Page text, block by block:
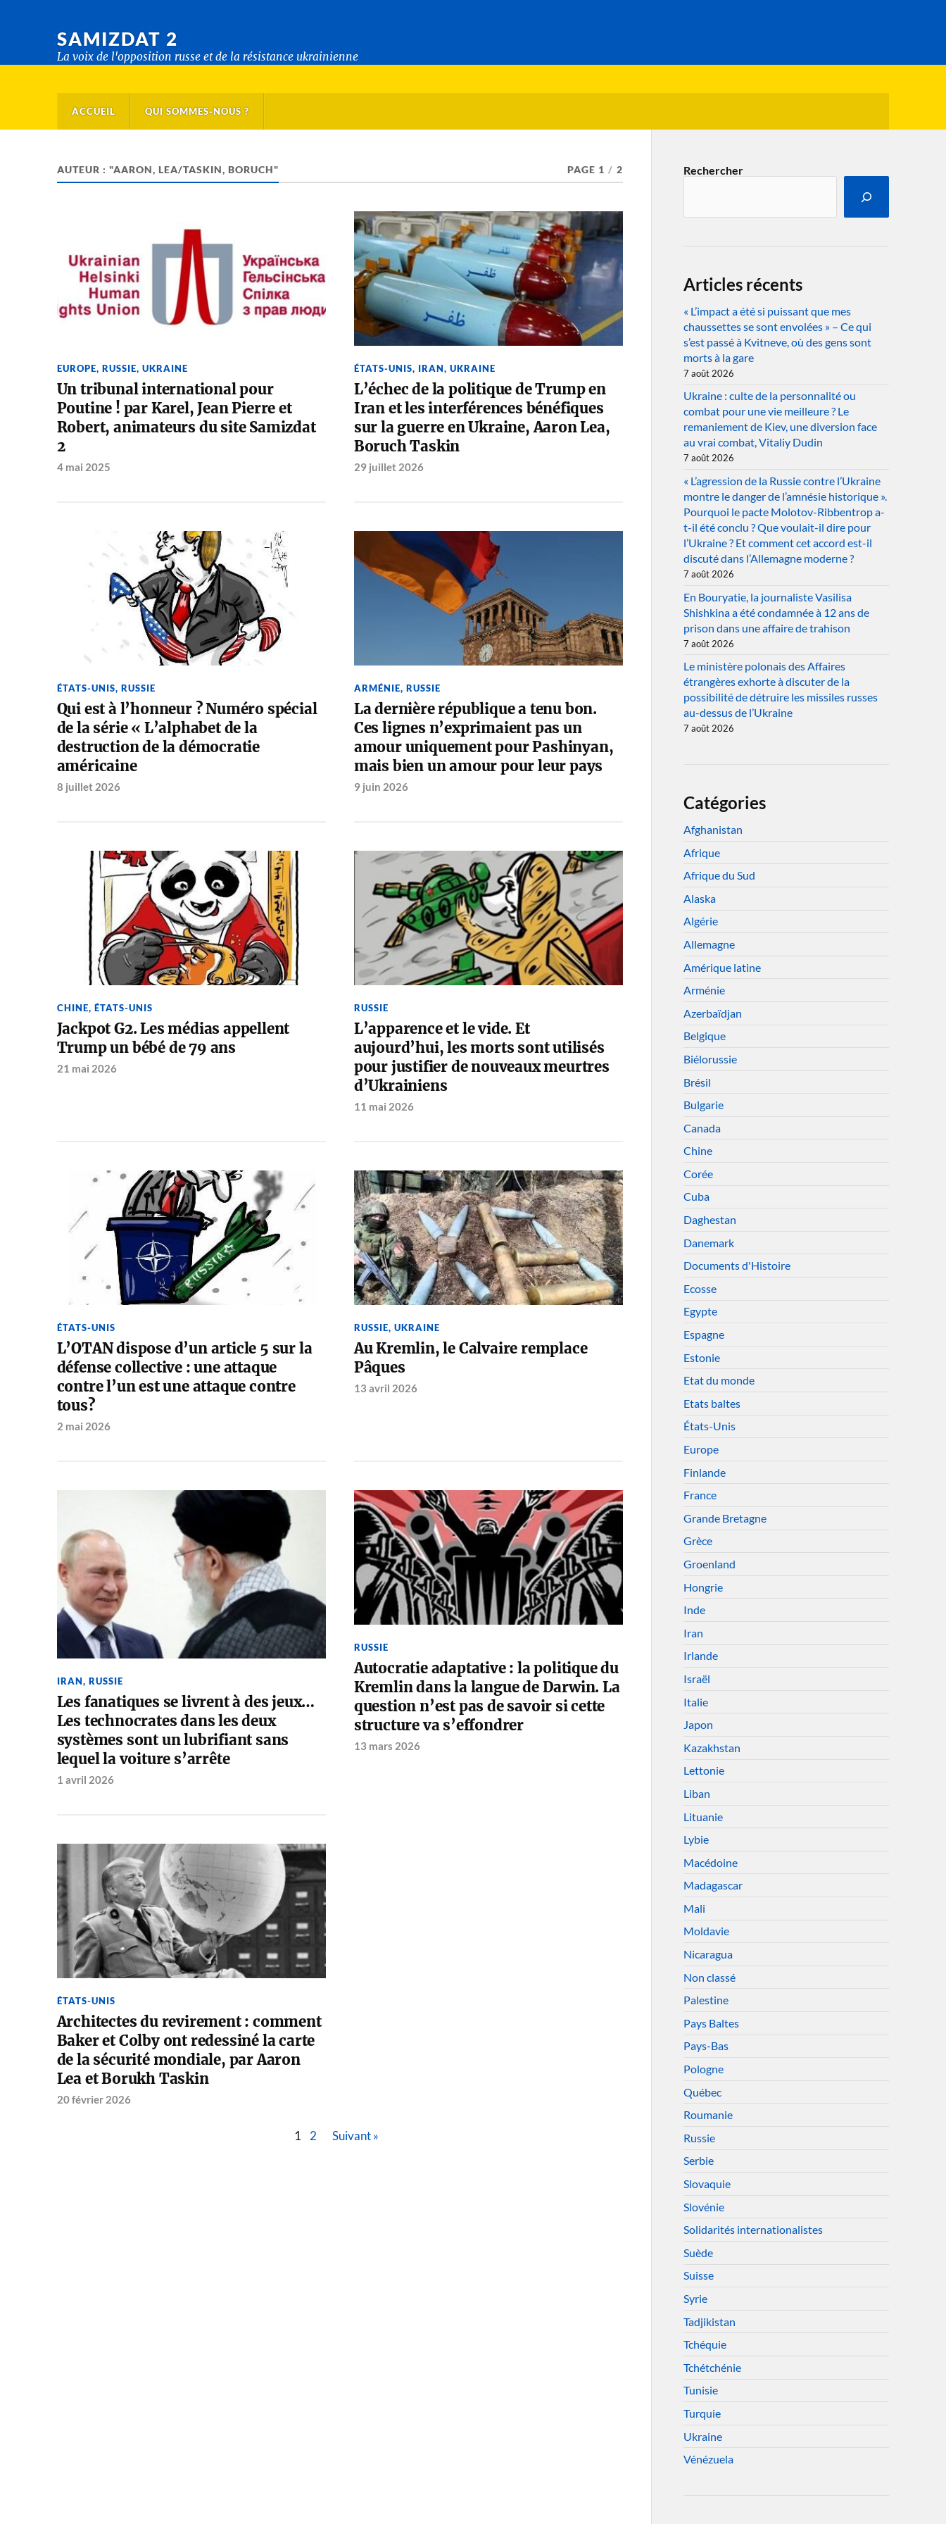
SAMIZDAT 2
La voix de l'opposition russe et de la résistance ukrainienne
ACCUEIL QUI SOMMES-NOUS ?
AUTEUR : "AARON, LEA/TASKIN, BORUCH" PAGE 1 / 2
EUROPE, RUSSIE, UKRAINE
Un tribunal international pour
Poutine ! par Karel, Jean Pierre et
Robert, animateurs du site Samizdat
2
4 mai 2025
ÉTATS-UNIS, IRAN, UKRAINE
L’échec de la politique de Trump en
Iran et les interférences bénéfiques
sur la guerre en Ukraine, Aaron Lea,
Boruch Taskin
29 juillet 2026
ÉTATS-UNIS, RUSSIE
Qui est à l’honneur ? Numéro spécial
de la série « L’alphabet de la
destruction de la démocratie
américaine
8 juillet 2026
ARMÉNIE, RUSSIE
La dernière république a tenu bon.
Ces lignes n’exprimaient pas un
amour uniquement pour Pashinyan,
mais bien un amour pour leur pays
9 juin 2026
CHINE, ÉTATS-UNIS
Jackpot G2. Les médias appellent
Trump un bébé de 79 ans
21 mai 2026
RUSSIE
L’apparence et le vide. Et
aujourd’hui, les morts sont utilisés
pour justifier de nouveaux meurtres
d’Ukrainiens
11 mai 2026
ÉTATS-UNIS
L’OTAN dispose d’un article 5 sur la
défense collective : une attaque
contre l’un est une attaque contre
tous?
2 mai 2026
RUSSIE, UKRAINE
Au Kremlin, le Calvaire remplace
Pâques
13 avril 2026
IRAN, RUSSIE
Les fanatiques se livrent à des jeux…
Les technocrates dans les deux
systèmes sont un lubrifiant sans
lequel la voiture s’arrête
1 avril 2026
RUSSIE
Autocratie adaptative : la politique du
Kremlin dans la langue de Darwin. La
question n’est pas de savoir si cette
structure va s’effondrer
13 mars 2026
ÉTATS-UNIS
Architectes du revirement : comment
Baker et Colby ont redessiné la carte
de la sécurité mondiale, par Aaron
Lea et Borukh Taskin
20 février 2026
1 2 Suivant »
Rechercher
Articles récents
« L’impact a été si puissant que mes
chaussettes se sont envolées » – Ce qui
s’est passé à Kvitneve, où des gens sont
morts à la gare
7 août 2026
Ukraine : culte de la personnalité ou
combat pour une vie meilleure ? Le
remaniement de Kiev, une diversion face
au vrai combat, Vitaliy Dudin
7 août 2026
« L’agression de la Russie contre l’Ukraine
montre le danger de l’amnésie historique ».
Pourquoi le pacte Molotov-Ribbentrop a-
t-il été conclu ? Que voulait-il dire pour
l’Ukraine ? Et comment cet accord est-il
discuté dans l’Allemagne moderne ?
7 août 2026
En Bouryatie, la journaliste Vasilisa
Shishkina a été condamnée à 12 ans de
prison dans une affaire de trahison
7 août 2026
Le ministère polonais des Affaires
étrangères exhorte à discuter de la
possibilité de détruire les missiles russes
au-dessus de l’Ukraine
7 août 2026
Catégories
Afghanistan
Afrique
Afrique du Sud
Alaska
Algérie
Allemagne
Amérique latine
Arménie
Azerbaïdjan
Belgique
Biélorussie
Brésil
Bulgarie
Canada
Chine
Corée
Cuba
Daghestan
Danemark
Documents d'Histoire
Ecosse
Egypte
Espagne
Estonie
Etat du monde
Etats baltes
États-Unis
Europe
Finlande
France
Grande Bretagne
Grèce
Groenland
Hongrie
Inde
Iran
Irlande
Israël
Italie
Japon
Kazakhstan
Lettonie
Liban
Lituanie
Lybie
Macédoine
Madagascar
Mali
Moldavie
Nicaragua
Non classé
Palestine
Pays Baltes
Pays-Bas
Pologne
Québec
Roumanie
Russie
Serbie
Slovaquie
Slovénie
Solidarités internationalistes
Suède
Suisse
Syrie
Tadjikistan
Tchéquie
Tchétchénie
Tunisie
Turquie
Ukraine
Vénézuela